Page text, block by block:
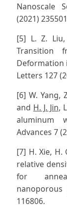
Nanoscale
(2021)
[5] L. Z.
Transition
Deformation
Letters 127
[6] W. Yang,
and H. J. Jin,
aluminum
Advances 7
[7] H. Xie, H.
relative
for
116806.